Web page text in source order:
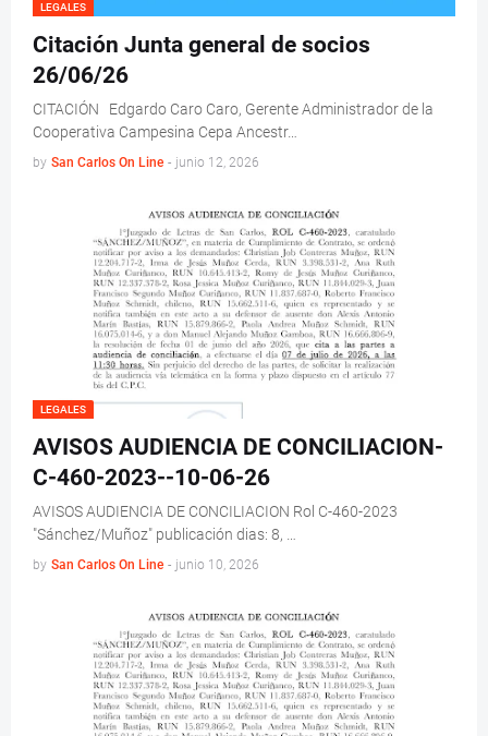
LEGALES
Citación Junta general de socios
26/06/26
CITACIÓN Edgardo Caro Caro, Gerente Administrador de la
Cooperativa Campesina Cepa Ancestr…
by San Carlos On Line - junio 12, 2026
LEGALES
AVISOS AUDIENCIA DE CONCILIACION-
C-460-2023--10-06-26
AVISOS AUDIENCIA DE CONCILIACION Rol C-460-2023
"Sánchez/Muñoz" publicación dias: 8, …
by San Carlos On Line - junio 10, 2026